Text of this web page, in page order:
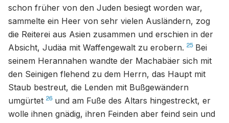
schon früher von den Juden besiegt worden war,
sammelte ein Heer von sehr vielen Ausländern, zog
die Reiterei aus Asien zusammen und erschien in der
Absicht, Judäa mit Waffengewalt zu erobern. 25 Bei
seinem Herannahen wandte der Machabäer sich mit
den Seinigen flehend zu dem Herrn, das Haupt mit
Staub bestreut, die Lenden mit Bußgewändern
umgürtet 26 und am Fuße des Altars hingestreckt, er
wolle ihnen gnädig, ihren Feinden aber feind sein und